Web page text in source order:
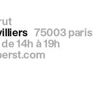
75003 paris
de 14h à 19h